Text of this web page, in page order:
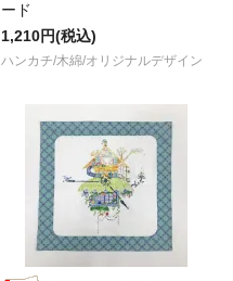
ード
1,210円(税込)
ハンカチ/木綿/オリジナルデザイン